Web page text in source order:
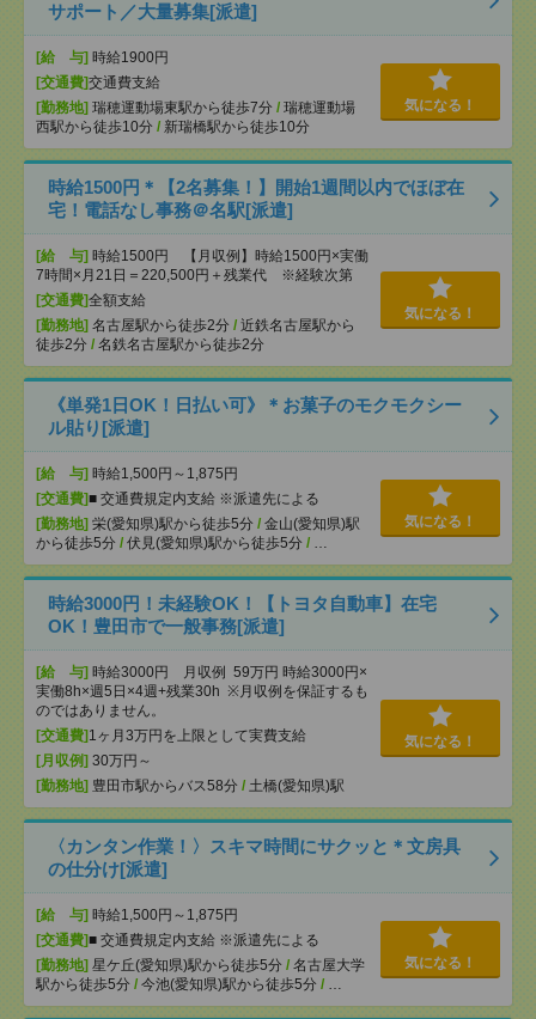
サポート／大量募集[派遣]
[給 与] 時給1900円
[交通費]交通費支給
[勤務地] 瑞穂運動場東駅から徒歩7分 / 瑞穂運動場
西駅から徒歩10分 / 新瑞橋駅から徒歩10分
気になる！
時給1500円＊【2名募集！】開始1週間以内でほぼ在
宅！電話なし事務＠名駅[派遣]
[給 与] 時給1500円 【月収例】時給1500円×実働
7時間×月21日＝220,500円＋残業代 ※経験次第
[交通費]全額支給
[勤務地] 名古屋駅から徒歩2分 / 近鉄名古屋駅から
徒歩2分 / 名鉄名古屋駅から徒歩2分
気になる！
《単発1日OK！日払い可》＊お菓子のモクモクシー
ル貼り[派遣]
[給 与] 時給1,500円～1,875円
[交通費]■ 交通費規定内支給 ※派遣先による
[勤務地] 栄(愛知県)駅から徒歩5分 / 金山(愛知県)駅
から徒歩5分 / 伏見(愛知県)駅から徒歩5分 / …
気になる！
時給3000円！未経験OK！【トヨタ自動車】在宅
OK！豊田市で一般事務[派遣]
[給 与] 時給3000円 月収例 59万円 時給3000円×
実働8h×週5日×4週+残業30h ※月収例を保証するも
のではありません。
[交通費] 1ヶ月3万円を上限として実費支給
[月収例] 30万円～
[勤務地] 豊田市駅からバス58分 / 土橋(愛知県)駅
気になる！
〈カンタン作業！〉スキマ時間にサクッと＊文房具
の仕分け[派遣]
[給 与] 時給1,500円～1,875円
[交通費]■ 交通費規定内支給 ※派遣先による
[勤務地] 星ケ丘(愛知県)駅から徒歩5分 / 名古屋大学
駅から徒歩5分 / 今池(愛知県)駅から徒歩5分 / …
気になる！